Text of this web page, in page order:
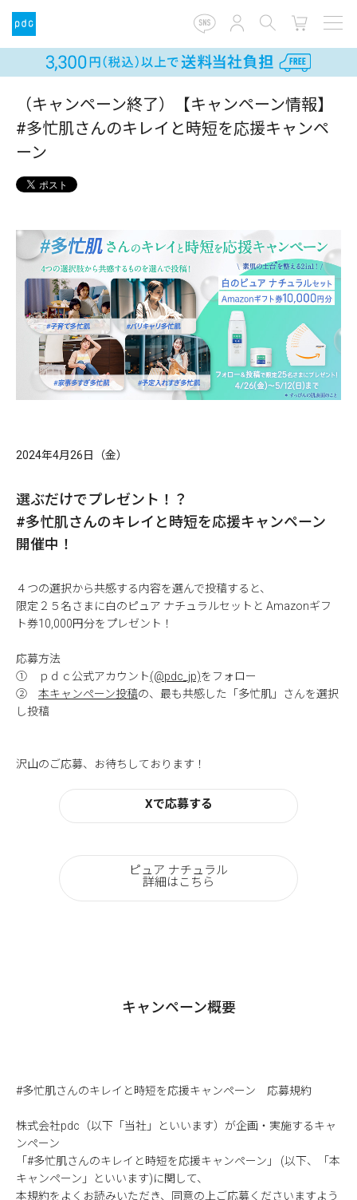
（キャンペーン終了）【キャンペーン情報】
#多忙肌さんのキレイと時短を応援キャンペ
ーン
2024年4月26日（金）
選ぶだけでプレゼント！？
#多忙肌さんのキレイと時短を応援キャンペーン
開催中！
４つの選択から共感する内容を選んで投稿すると、
限定２５名さまに白のピュア ナチュラルセットと Amazonギフ
ト券10,000円分をプレゼント！
応募方法
① ｐｄｃ公式アカウント(@pdc_jp)をフォロー
② 本キャンペーン投稿の、最も共感した「多忙肌」さんを選択
し投稿
沢山のご応募、お待ちしております！
Xで応募する
ピュア ナチュラル
詳細はこちら
キャンペーン概要
#多忙肌さんのキレイと時短を応援キャンペーン 応募規約
株式会社pdc（以下「当社」といいます）が企画・実施するキャ
ンペーン
「#多忙肌さんのキレイと時短を応援キャンペーン」 (以下、「本
キャンペーン」といいます)に関して、
本規約をよくお読みいただき、同意の上ご応募くださいますよう